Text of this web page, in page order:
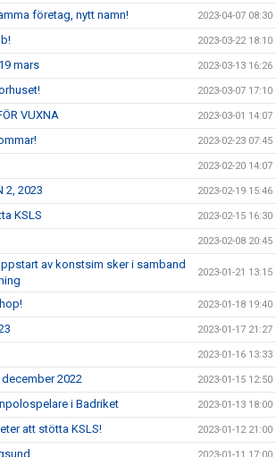
företag, nytt namn! 2023-04-07 08:30
2023-03-22 18:10
mars 2023-03-13 16:26
2023-03-07 17:10
VUXNA 2023-03-01 14:07
2023-02-23 07:45
2023-02-20 14:07
2, 2023 2023-02-19 15:46
KSLS 2023-02-15 16:30
2023-02-08 20:45
av konstsim sker i samband
2023-01-21 13:15
2023-01-18 19:40
2023-01-17 21:27
2023-01-16 13:33
2022 2023-01-15 12:50
i Badriket 2023-01-13 18:00
att stötta KSLS! 2023-01-12 21:00